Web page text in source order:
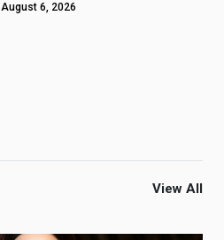
August 6, 2026
View All